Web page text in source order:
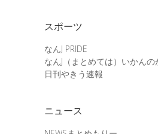
スポーツ
なんJ PRIDE
なんJ（まとめては）いかんの
日刊やきう速報
ニュース